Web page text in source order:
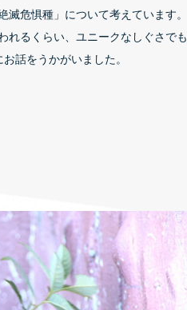
危惧種」について考えています。
れるくらい、ユニークなしぐさでも
話をうかがいました。